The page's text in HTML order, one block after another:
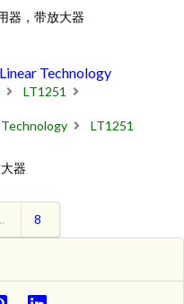
器，带放大器
Technology
LT1251
LT1251
器
8